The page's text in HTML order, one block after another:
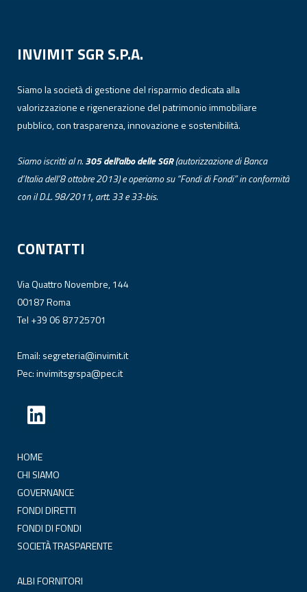
INVIMIT SGR S.P.A.
Siamo la società di gestione del risparmio dedicata alla
valorizzazione e rigenerazione del patrimonio immobiliare
pubblico, con trasparenza, innovazione e sostenibilità.
Siamo iscritti al n.305 dell’albodelleSGR(autorizzazione di Banca
d’Italia dell’8 ottobre 2013) e operiamo su “Fondi di Fondi” in conformità
con il D.L. 98/2011, artt. 33 e 33-bis.
CONTATTI
Via Quattro Novembre, 144
00187 Roma
Tel +39 06 87725701
Email: segreteria@invimit.it
Pec:invimitsgrspa@pec.it
HOME
CHI SIAMO
GOVERNANCE
FONDI DIRETTI
FONDI DI FONDI
SOCIETÀ TRASPARENTE
ALBI FORNITORI